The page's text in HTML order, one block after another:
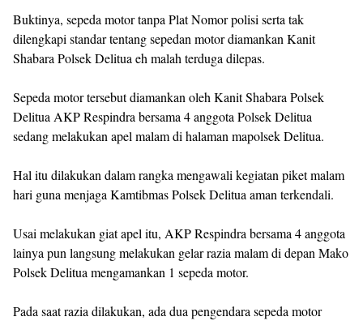
Buktinya, sepeda motor tanpa Plat Nomor polisi serta tak
dilengkapi standar tentang sepedan motor diamankan Kanit
Shabara Polsek Delitua eh malah terduga dilepas.
Sepeda motor tersebut diamankan oleh Kanit Shabara Polsek
Delitua AKP Respindra bersama 4 anggota Polsek Delitua
sedang melakukan apel malam di halaman mapolsek Delitua.
Hal itu dilakukan dalam rangka mengawali kegiatan piket malam
hari guna menjaga Kamtibmas Polsek Delitua aman terkendali.
Usai melakukan giat apel itu, AKP Respindra bersama 4 anggota
lainya pun langsung melakukan gelar razia malam di depan Mako
Polsek Delitua mengamankan 1 sepeda motor.
Pada saat razia dilakukan, ada dua pengendara sepeda motor